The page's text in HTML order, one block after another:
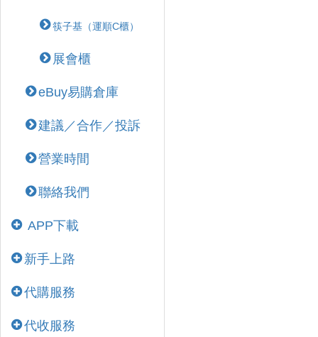
筷子基（運順C櫃）
展會櫃
eBuy易購倉庫
建議／合作／投訴
營業時間
聯絡我們
APP下載
新手上路
代購服務
代收服務